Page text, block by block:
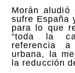
Morán
sufre España
para lo que
“toda la
referencia
urbana, la
la reducción